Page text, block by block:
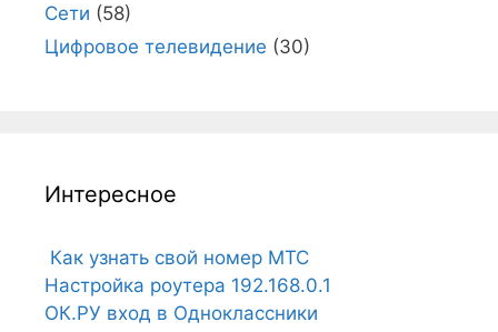
Сети (58)
Цифровое телевидение (30)
Интересное
Как узнать свой номер МТС
Настройка роутера 192.168.0.1
ОК.РУ вход в Одноклассники